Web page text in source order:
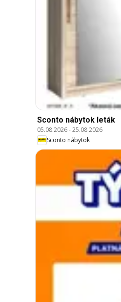
Sconto nábytok leták
05.08.2026-25.08.2026
Sconto nábytok